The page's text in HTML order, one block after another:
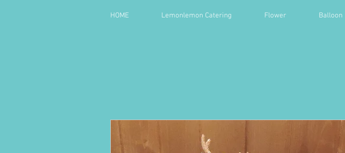
HOME Lemonlemon Catering Flower Balloon